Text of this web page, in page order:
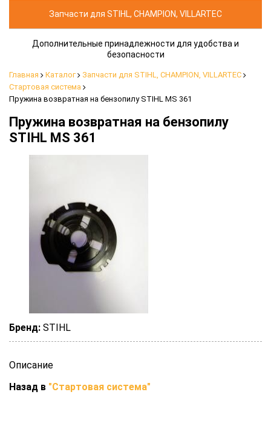
Запчасти для STIHL, CHAMPION, VILLARTEC
Дополнительные принадлежности для удобства и
безопасности
Главная Каталог
Запчасти для STIHL, CHAMPION, VILLARTEC
Стартовая система
Пружина возвратная на бензопилу STIHL MS 361
Пружина возвратная на бензопилу
STIHL MS 361
Бренд: STIHL
Описание
Назад в "Стартовая система"